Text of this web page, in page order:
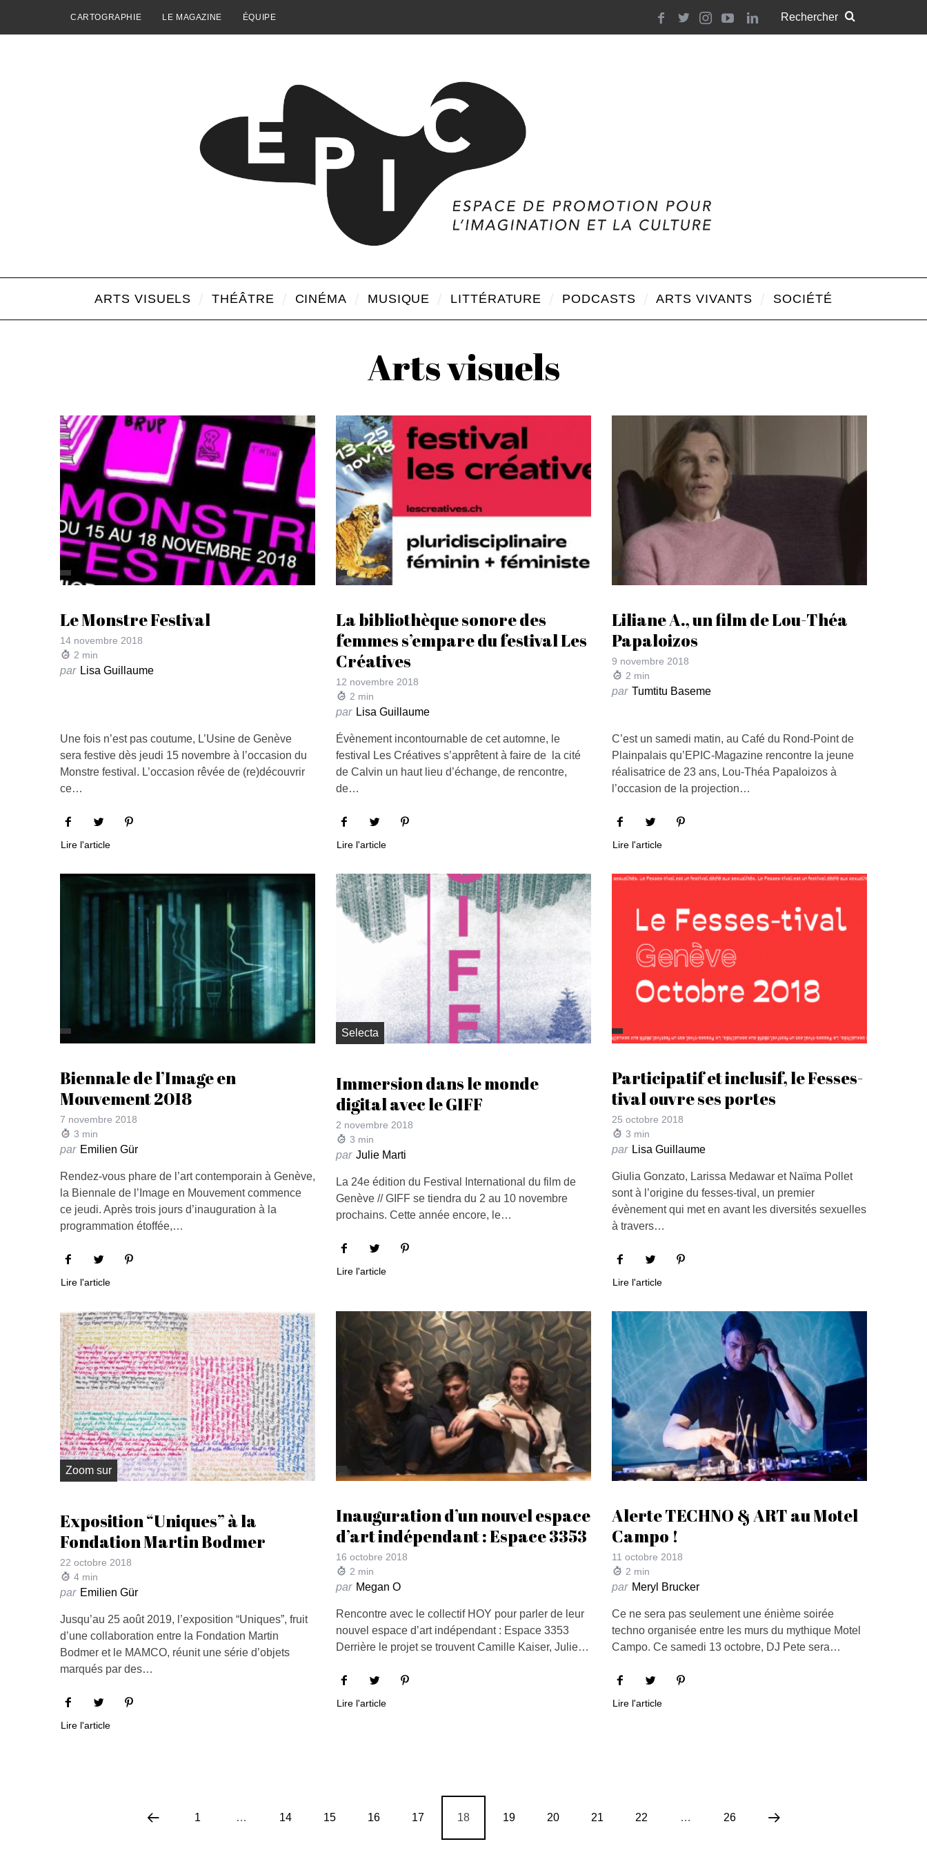
CARTOGRAPHIE LE MAGAZINE ÉQUIPE
ARTS VISUELS THÉÂTRE CINÉMA MUSIQUE LITTÉRATURE PODCASTS ARTS VIVANTS SOCIÉTÉ
Arts visuels
Le Monstre Festival
14 novembre 2018
2 min
par Lisa Guillaume
Une fois n’est pas coutume, L’Usine de Genève
sera festive dès jeudi 15 novembre à l’occasion du
Monstre festival. L’occasion rêvée de (re)découvrir
ce…
Lire l'article
La bibliothèque sonore des
femmes s’empare du festival Les
Créatives
12 novembre 2018
2 min
par Lisa Guillaume
Évènement incontournable de cet automne, le
festival Les Créatives s’apprêtent à faire de la cité
de Calvin un haut lieu d’échange, de rencontre,
de…
Lire l'article
Liliane A., un film de Lou-Théa
Papaloizos
9 novembre 2018
2 min
par Tumtitu Baseme
C’est un samedi matin, au Café du Rond-Point de
Plainpalais qu’EPIC-Magazine rencontre la jeune
réalisatrice de 23 ans, Lou-Théa Papaloizos à
l’occasion de la projection…
Lire l'article
Biennale de l’Image en
Mouvement 2018
7 novembre 2018
3 min
par Emilien Gür
Rendez-vous phare de l’art contemporain à Genève,
la Biennale de l’Image en Mouvement commence
ce jeudi. Après trois jours d’inauguration à la
programmation étoffée,…
Lire l'article
Selecta
Immersion dans le monde
digital avec le GIFF
2 novembre 2018
3 min
par Julie Marti
La 24e édition du Festival International du film de
Genève // GIFF se tiendra du 2 au 10 novembre
prochains. Cette année encore, le…
Lire l'article
Participatif et inclusif, le Fesses-
tival ouvre ses portes
25 octobre 2018
3 min
par Lisa Guillaume
Giulia Gonzato, Larissa Medawar et Naïma Pollet
sont à l’origine du fesses-tival, un premier
évènement qui met en avant les diversités sexuelles
à travers…
Lire l'article
Zoom sur
Exposition “Uniques” à la
Fondation Martin Bodmer
22 octobre 2018
4 min
par Emilien Gür
Jusqu’au 25 août 2019, l’exposition “Uniques”, fruit
d’une collaboration entre la Fondation Martin
Bodmer et le MAMCO, réunit une série d’objets
marqués par des…
Lire l'article
Inauguration d’un nouvel espace
d’art indépendant : Espace 3353
16 octobre 2018
2 min
par Megan O
Rencontre avec le collectif HOY pour parler de leur
nouvel espace d’art indépendant : Espace 3353
Derrière le projet se trouvent Camille Kaiser, Julie…
Lire l'article
Alerte TECHNO & ART au Motel
Campo !
11 octobre 2018
2 min
par Meryl Brucker
Ce ne sera pas seulement une énième soirée
techno organisée entre les murs du mythique Motel
Campo. Ce samedi 13 octobre, DJ Pete sera…
Lire l'article
1 … 14 15 16 17 18 19 20 21 22 … 26